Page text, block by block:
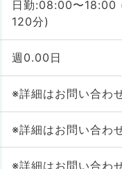
日勤:08:00〜18:00
120分)
週0.00日
※詳細はお問い合わ
※詳細はお問い合わ
※詳細はお問い合わ